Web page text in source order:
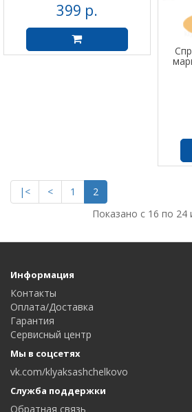
399 р.
|< < 1
2
Показано с 16 по 24
Информация
Контакты
Оплата/Доставка
Гарантия
Сервисный центр
Мы в соцсетях
vk.com/klyaksashchelkovo
Служба поддержки
Обратная связь